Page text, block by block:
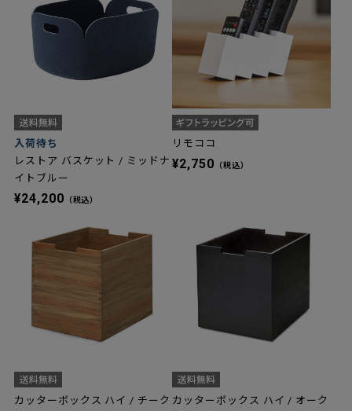
入荷待ち
レストア バスケット / ミッドナ
イトブルー
¥24,200 （税込）
リモココ
¥2,750 （税込）
カッターボックス ハイ / チーク カッターボックス ハイ / オーク